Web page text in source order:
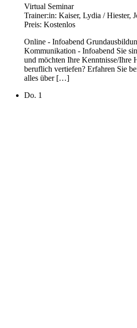
Virtual Seminar
Trainer:in: Kaiser, Lydia / Hiester,
Preis: Kostenlos
Online - Infoabend
Kommunikation - Infoabend Sie
und möchten Ihre Kenntnisse/Ihre
beruflich vertiefen? Erfahren Sie
alles über […]
Do. 1